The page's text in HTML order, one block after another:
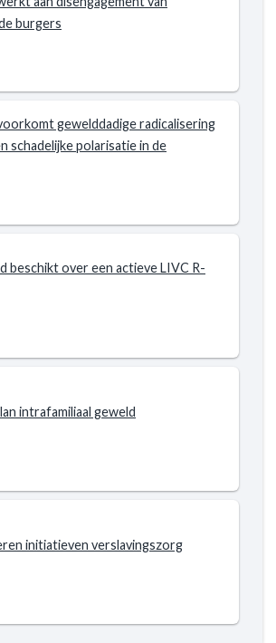
burgers
gewelddadige radicalisering
schadelijke polarisatie in de
beschikt over een actieve LIVC R-
intrafamiliaal geweld
initiatieven verslavingszorg